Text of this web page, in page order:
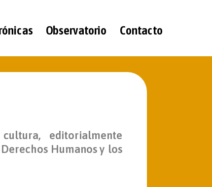
Observatorio Contacto
editorialmente
Humanos y los